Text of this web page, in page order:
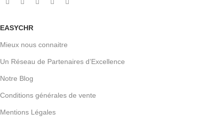
EASYCHR
Mieux nous connaitre
Un Réseau de Partenaires d’Excellence
Notre Blog
Conditions générales de vente
Mentions Légales